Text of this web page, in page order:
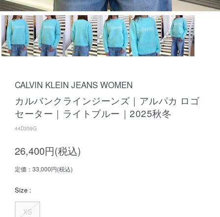
CALVIN KLEIN JEANS WOMEN
カルバンクラインジーンズ｜アルパカ ロゴ
セーター｜ライトブルー｜2025秋冬
44D359G
26,400円(税込)
定価：33,000円(税込)
Size :
XS